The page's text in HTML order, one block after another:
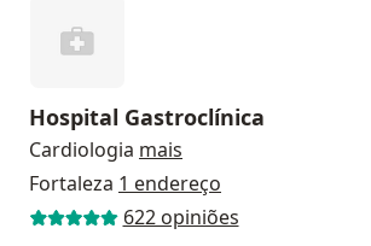
Hospital Gastroclínica
Cardiologia mais
Fortaleza 1 endereço
622 opiniões